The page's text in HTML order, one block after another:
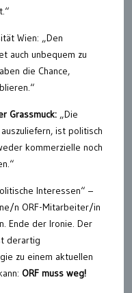
Wien: „Den
auch unbequem zu
die Chance,
Grassmuck: „Die
ist politisch
kommerzielle noch
Interessen“ –
n ORF-Mitarbeiter/in
Ende der Ironie. Der
derartig
zu einem aktuellen
ORF muss weg!